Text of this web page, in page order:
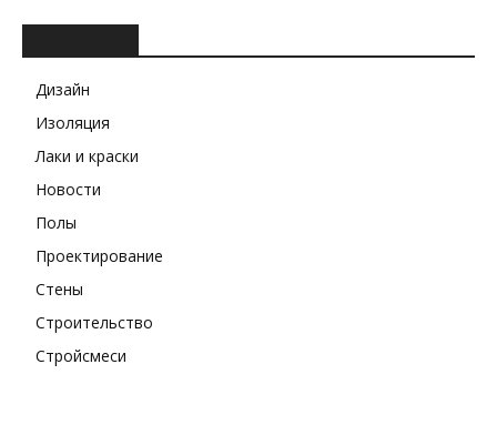
Дизайн
Изоляция
Лаки и краски
Новости
Полы
Проектирование
Стены
Строительство
Стройсмеси